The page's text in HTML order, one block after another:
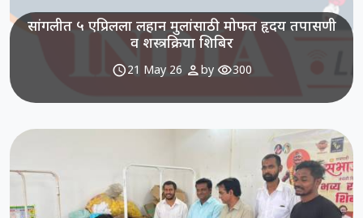
सांगलीत ५ एप्रिलला लहान मुलांसाठी मोफत हृदय तपासणी
व शस्त्रक्रिया शिबिर
schedule21 May 26 personby visibility300